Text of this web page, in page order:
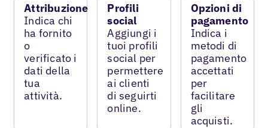
Attribuzione
Indica chi
ha fornito
o
verificato i
dati della
tua
attività.
Profili
social
Aggiungi i
tuoi profili
social per
permettere
ai clienti
di seguirti
online.
Opzioni di
pagamento
Indica i
metodi di
pagamento
accettati
per
facilitare
gli
acquisti.